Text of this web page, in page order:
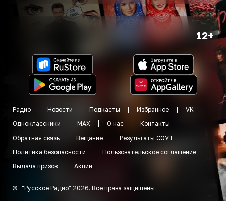
12+
Радио Новости Подкасты Избранное
VK
Одноклассники
MAX О нас
Контакты
Обратная связь
Вещание
Результаты СОУТ
Политика безопасности
Пользовательское соглашение
Выдача призов
Акции
© "Русское Радио" 2026. Все права защищены